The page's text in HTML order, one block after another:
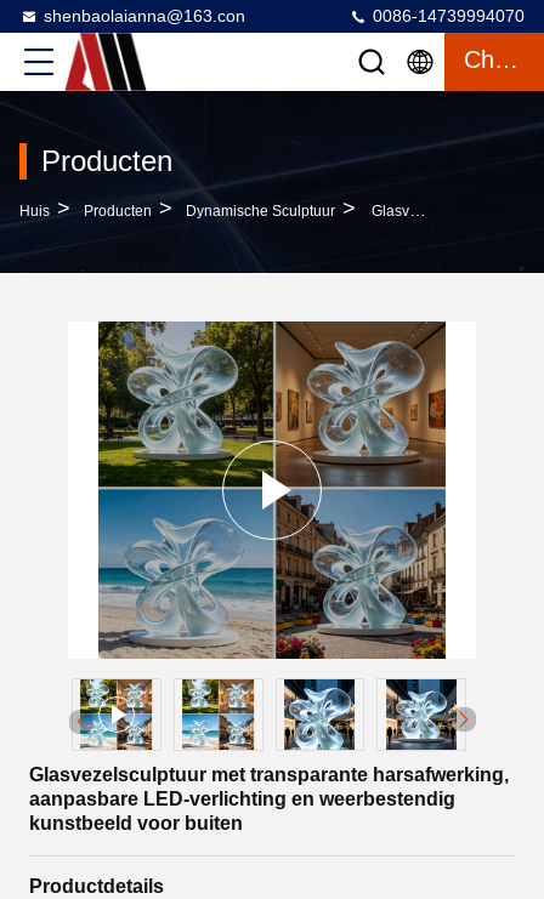
shenbaolaianna@163.con 0086-14739994070
Chatten
Producten
Huis > Producten > Dynamische Sculptuur > Glasvezelsculptuur Met Transparante Harsafwerking, Aanpasbare LED-Verlichting En Weerbestendig Kunstbeeld Voor Buiten
Glasvezelsculptuur met transparante harsafwerking,
aanpasbare LED-verlichting en weerbestendig
kunstbeeld voor buiten
Productdetails